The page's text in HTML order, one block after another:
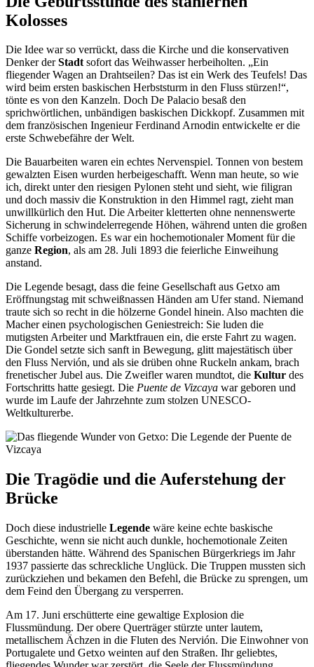
Kolosses
Die Idee war so verrückt, dass die Kirche und die konservativen
Denker derStadtsofort das Weihwasser herbeiholten. „Ein
fliegender Wagen an Drahtseilen? Das ist ein Werk des Teufels! Das
wird beim ersten baskischen Herbststurm in den Fluss stürzen!“,
tönte es von den Kanzeln. Doch De Palacio besaß den
sprichwörtlichen, unbändigen baskischen Dickkopf. Zusammen mit
dem französischen Ingenieur Ferdinand Arnodin entwickelte er die
erste Schwebefähre der Welt.
Die Bauarbeiten waren ein echtes Nervenspiel. Tonnen von bestem
gewalzten Eisen wurden herbeigeschafft. Wenn man heute, so wie
ich, direkt unter den riesigen Pylonen steht und sieht, wie filigran
und doch massiv die Konstruktion in den Himmel ragt, zieht man
unwillkürlich den Hut. Die Arbeiter kletterten ohne nennenswerte
Sicherung in schwindelerregende Höhen, während unten die großen
Schiffe vorbeizogen. Es war ein hochemotionaler Moment für die
ganze Region, als am 28. Juli 1893 die feierliche Einweihung
anstand.
Die Legende besagt, dass die feine Gesellschaft aus Getxo am
Eröffnungstag mit schweißnassen Händen am Ufer stand. Niemand
traute sich so recht in die hölzerne Gondel hinein. Also machten die
Macher einen psychologischen Geniestreich: Sie luden die
mutigsten Arbeiter und Marktfrauen ein, die erste Fahrt zu wagen.
Die Gondel setzte sich sanft in Bewegung, glitt majestätisch über
den Fluss Nervión, und als sie drüben ohne Ruckeln ankam, brach
frenetischer Jubel aus. Die Zweifler waren mundtot, die Kultur des
Fortschritts hatte gesiegt. Die Puente de Vizcaya war geboren und
wurde im Laufe der Jahrzehnte zum stolzen UNESCO-
Weltkulturerbe.
Die Tragödie und die Auferstehung der
Brücke
Doch diese industrielle Legende wäre keine echte baskische
Geschichte, wenn sie nicht auch dunkle, hochemotionale Zeiten
überstanden hätte. Während des Spanischen Bürgerkriegs im Jahr
1937 passierte das schreckliche Unglück. Die Truppen mussten sich
zurückziehen und bekamen den Befehl, die Brücke zu sprengen, um
dem Feind den Übergang zu versperren.
Am 17. Juni erschütterte eine gewaltige Explosion die
Flussmündung. Der obere Querträger stürzte unter lautem,
metallischem Ächzen in die Fluten des Nervión. Die Einwohner von
Portugalete und Getxo weinten auf den Straßen. Ihr geliebtes,